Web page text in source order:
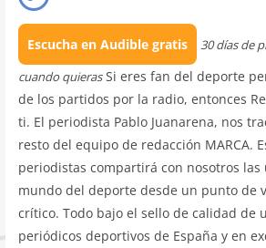
Escucha en Audible gratis
30 días de
cuando quierasSi eres fan del deporte
de los partidos por la radio, entonces
ti. El periodista Pablo Juanarena, nos
resto del equipo de redacción MARCA.
periodistas compartirá con nosotros
mundo del deporte desde un punto de
crítico. Todo bajo el sello de calidad de
periódicos deportivos de España y en